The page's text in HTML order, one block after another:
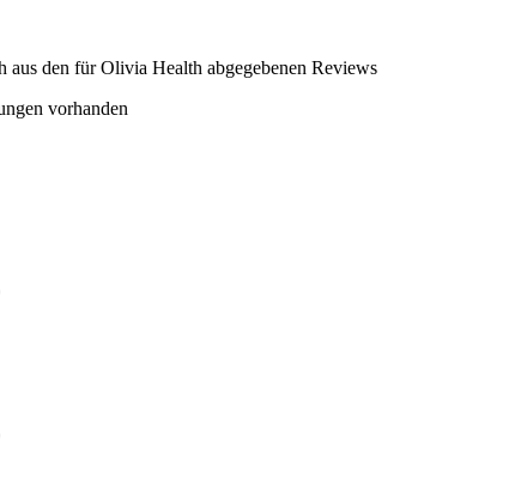
aus den für Olivia Health abgegebenen Reviews
vorhanden